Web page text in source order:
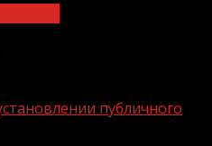
публичного